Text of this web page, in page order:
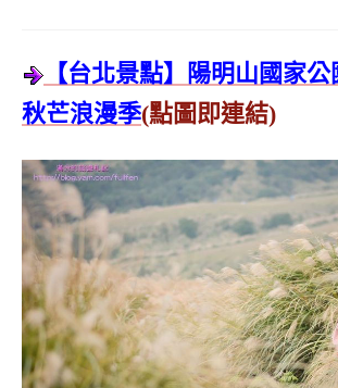
【台北景點】陽明山國家
秋芒浪漫季(點圖即連結)